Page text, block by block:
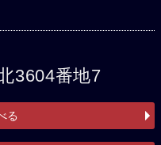
3604番地7
る